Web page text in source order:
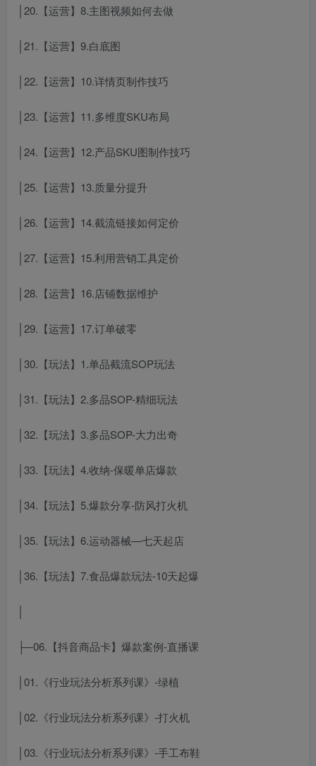
│20.【运营】8.主图视频如何去做
│21.【运营】9.白底图
│22.【运营】10.详情页制作技巧
│23.【运营】11.多维度SKU布局
│24.【运营】12.产品SKU图制作技巧
│25.【运营】13.质量分提升
│26.【运营】14.截流链接如何定价
│27.【运营】15.利用营销工具定价
│28.【运营】16.店铺数据维护
│29.【运营】17.订单破零
│30.【玩法】1.单品截流SOP玩法
│31.【玩法】2.多品SOP-精细玩法
│32.【玩法】3.多品SOP-大力出奇
│33.【玩法】4.收纳-保暖单店爆款
│34.【玩法】5.爆款分享-防风打火机
│35.【玩法】6.运动器械—七天起店
│36.【玩法】7.食品爆款玩法-10天起爆
├─06.【抖音商品卡】爆款案例-直播课
│01.《行业玩法分析系列课》-绿植
│02.《行业玩法分析系列课》-打火机
│03.《行业玩法分析系列课》-手工布鞋